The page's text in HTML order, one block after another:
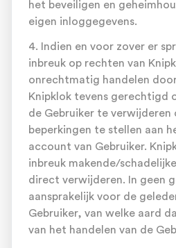
het beveiligen en
eigen inloggegevens.
4. Indien en voor zover er
inbreuk op rechten van
onrechtmatig handelen
Knipklok tevens gerechtigd
de Gebruiker te verwijderen
beperkingen te stellen aan
account van Gebruiker.
inbreuk makende/
direct verwijderen. In geen
aansprakelijk voor de
Gebruiker, van welke aard
van het handelen van de